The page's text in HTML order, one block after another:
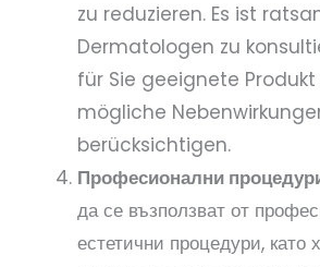
zu reduzieren. Es ist
Dermatologen zu
für Sie geeignete
mögliche
berücksichtigen.
Професионални
да се възползват от
естетични процедури, като